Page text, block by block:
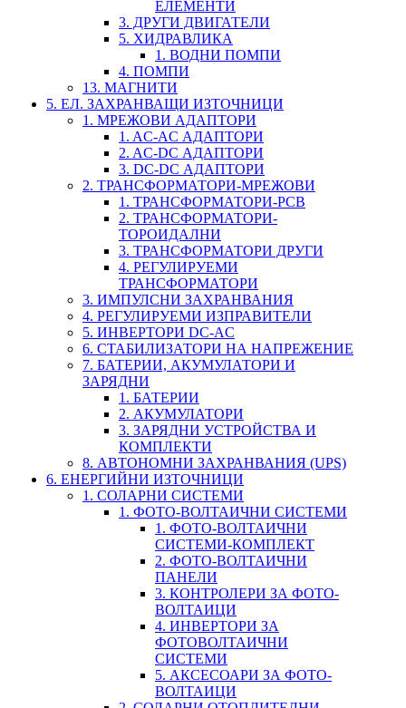
ЕЛЕМЕНТИ
3. ДРУГИ ДВИГАТЕЛИ
5. ХИДРАВЛИКА
1. ВОДНИ ПОМПИ
4. ПОМПИ
13. МАГНИТИ
5. ЕЛ. ЗАХРАНВАЩИ ИЗТОЧНИЦИ
1. МРЕЖОВИ АДАПТОРИ
1. AC-AC АДАПТОРИ
2. AC-DC АДАПТОРИ
3. DC-DC АДАПТОРИ
2. ТРАНСФОРМАТОРИ-МРЕЖОВИ
1. ТРАНСФОРМАТОРИ-PCB
2. ТРАНСФОРМАТОРИ-
ТОРОИДАЛНИ
3. ТРАНСФОРМАТОРИ ДРУГИ
4. РЕГУЛИРУЕМИ
ТРАНСФОРМАТОРИ
3. ИМПУЛСНИ ЗАХРАНВАНИЯ
4. РЕГУЛИРУЕМИ ИЗПРАВИТЕЛИ
5. ИНВЕРТОРИ DC-AC
6. СТАБИЛИЗАТОРИ НА НАПРЕЖЕНИЕ
7. БАТЕРИИ, АКУМУЛАТОРИ И
ЗАРЯДНИ
1. БАТЕРИИ
2. АКУМУЛАТОРИ
3. ЗАРЯДНИ УСТРОЙСТВА И
КОМПЛЕКТИ
8. АВТОНОМНИ ЗАХРАНВАНИЯ (UPS)
6. ЕНЕРГИЙНИ ИЗТОЧНИЦИ
1. СОЛАРНИ СИСТЕМИ
1. ФОТО-ВОЛТАИЧНИ СИСТЕМИ
1. ФОТО-ВОЛТАИЧНИ
СИСТЕМИ-КОМПЛЕКТ
2. ФОТО-ВОЛТАИЧНИ
ПАНЕЛИ
3. КОНТРОЛЕРИ ЗА ФОТО-
ВОЛТАИЦИ
4. ИНВЕРТОРИ ЗА
ФОТОВОЛТАИЧНИ
СИСТЕМИ
5. АКСЕСОАРИ ЗА ФОТО-
ВОЛТАИЦИ